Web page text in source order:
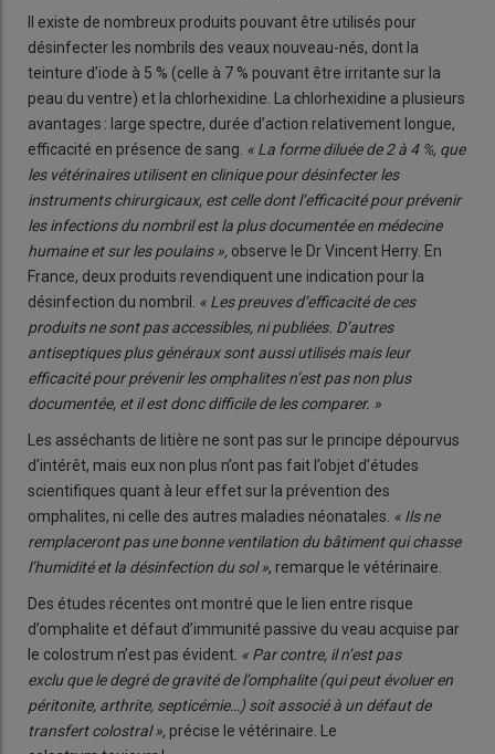
Il existe de nombreux produits pouvant être utilisés pour
désinfecter les nombrils des veaux nouveau-nés, dont la
teinture d’iode à 5 % (celle à 7 % pouvant être irritante sur la
peau du ventre) et la chlorhexidine. La chlorhexidine a plusieurs
avantages : large spectre, durée d’action relativement longue,
efficacité en présence de sang. « La forme diluée de 2 à 4 %, que
les vétérinaires utilisent en clinique pour désinfecter les
instruments chirurgicaux, est celle dont l’efficacité pour prévenir
les infections du nombril est la plus documentée en médecine
humaine et sur les poulains », observe le Dr Vincent Herry. En
France, deux produits revendiquent une indication pour la
désinfection du nombril. « Les preuves d’efficacité de ces
produits ne sont pas accessibles, ni publiées. D’autres
antiseptiques plus généraux sont aussi utilisés mais leur
efficacité pour prévenir les omphalites n’est pas non plus
documentée, et il est donc difficile de les comparer. »
Les asséchants de litière ne sont pas sur le principe dépourvus
d’intérêt, mais eux non plus n’ont pas fait l’objet d’études
scientifiques quant à leur effet sur la prévention des
omphalites, ni celle des autres maladies néonatales. « Ils ne
remplaceront pas une bonne ventilation du bâtiment qui chasse
l’humidité et la désinfection du sol », remarque le vétérinaire.
Des études récentes ont montré que le lien entre risque
d’omphalite et défaut d’immunité passive du veau acquise par
le colostrum n’est pas évident. « Par contre, il n’est pas
exclu que le degré de gravité de l’omphalite (qui peut évoluer en
péritonite, arthrite, septicémie…) soit associé à un défaut de
transfert colostral », précise le vétérinaire. Le